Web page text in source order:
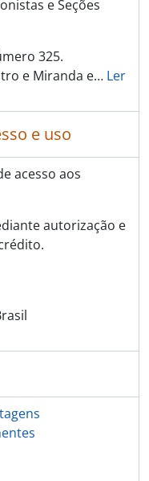
e Seções
325.
e Miranda e… Ler
e uso
acesso aos
autorização e